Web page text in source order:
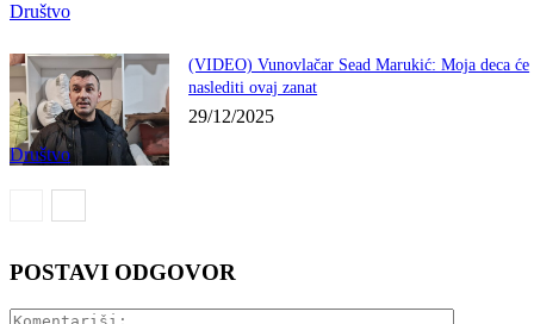
Društvo
Društvo
(VIDEO) Vunovlačar Sead Marukić: Moja deca će
naslediti ovaj zanat
29/12/2025
POSTAVI ODGOVOR